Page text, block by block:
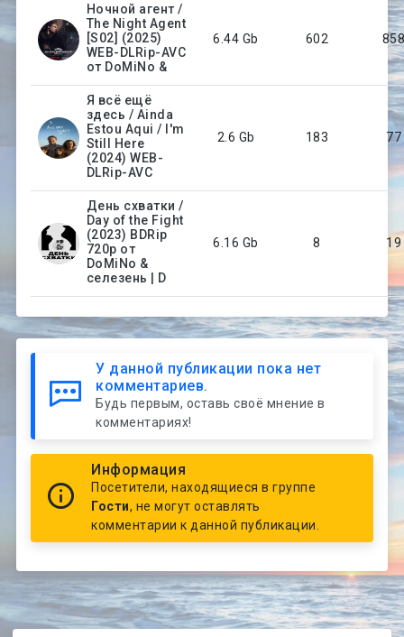
Ночной агент /
The Night Agent
[S02] (2025)
WEB-DLRip-AVC
от DoMiNo &
6.44 Gb 602
Я всё ещё
здесь / Ainda
Estou Aqui / I'm
Still Here
(2024) WEB-
DLRip-AVC
2.6 Gb 183 77
День схватки /
Day of the Fight
(2023) BDRip
720p от
DoMiNo &
селезень | D
6.16 Gb 8 19
У данной публикации пока нет
комментариев.
Будь первым, оставь своё мнение в
комментариях!
Информация
Посетители, находящиеся в группе
Гости, не могут оставлять
комментарии к данной публикации.